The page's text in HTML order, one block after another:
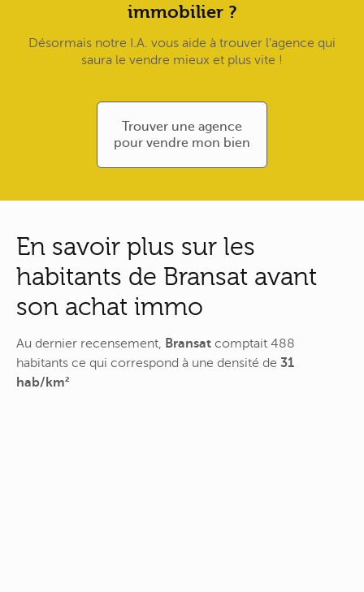
immobilier ?
Désormais notre I.A. vous aide à trouver l'agence qui
saura le vendre mieux et plus vite !
Trouver une agence
pour vendre mon bien
En savoir plus sur les
habitants de Bransat avant
son achat immo
Au dernier recensement, Bransat comptait 488
habitants ce qui correspond à une densité de 31
hab/km²